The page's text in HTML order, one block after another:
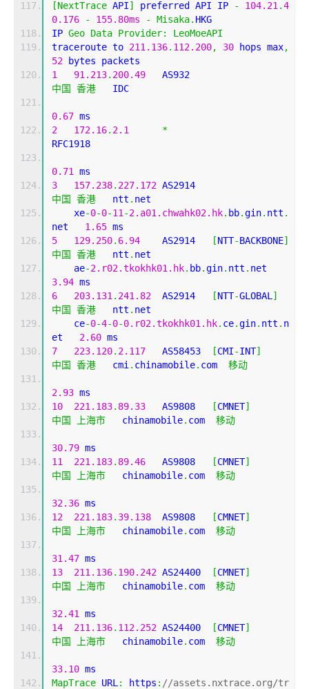
[NextTrace API] preferred API IP - 104.21.4
0.176
- 155.80ms - Misaka. HKG
IP Geo Data Provider:
LeoMoeAPI
traceroute to 211.136. 112.200, 30 hops max,
52 bytes packets
1
91.213. 200.49
中国
香港
   IDC
0.67 ms
2
172.16. 2.1
*
RFC1918
0.71 ms
3
157.238. 227.172
中国
香港
   ntt
. net
    xe
-0-0-11-2.a01.chwahk02.hk. bb.gin. ntt .
net 1.65 ms
5
129.250. 6.94
    AS2914
[NTT-BACKBONE]
中国
香港
   ntt
. net
    ae
-2.r02.tkokhk01.hk. bb.gin. ntt .
3.94 ms
6
203.131. 241.82
  AS2914
[NTT-GLOBAL]
中国
香港
   ntt
. net
    ce
-0-4-0-0.r02.tkokhk01.hk. ce.gin. ntt . n
et 2.60 ms
7
223.120. 2.117
   AS58453
[CMI-INT]
中国
香港
   cmi
. chinamobile. com 移动
2.93 ms
10
221.183. 89.33
   AS9808
[CMNET]
中国
上海市
   chinamobile
. com 移动
30.79 ms
11
221.183. 89.46
   AS9808
[CMNET]
中国
上海市
   chinamobile
. com 移动
32.36 ms
12
221.183. 39.138
  AS9808
[CMNET]
中国
上海市
   chinamobile
. com 移动
31.47 ms
13
211.136. 190.242 AS24400 [CMNET]
中国
上海市
   chinamobile
. com 移动
32.41 ms
14
211.136. 112.252 AS24400 [CMNET]
中国
上海市
   chinamobile
. com 移动
33.10 ms
MapTrace URL: https : //assets.nxtrace.org/tr